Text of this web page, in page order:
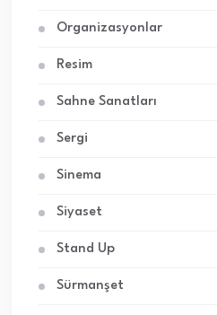
Organizasyonlar
Resim
Sahne Sanatları
Sergi
Sinema
Siyaset
Stand Up
Sürmanşet